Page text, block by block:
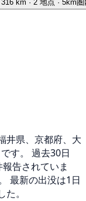
316 km · 2 地点 · 5km
井県、京都府、大
す。 過去30日
告されていま
最新の出没は1日
。